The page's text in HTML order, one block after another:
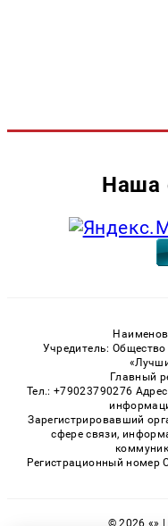
Наша
Учредитель:
Главный
Тел.: +79023790276
Зарегистрировавший
сфере связи,
Регистрационный